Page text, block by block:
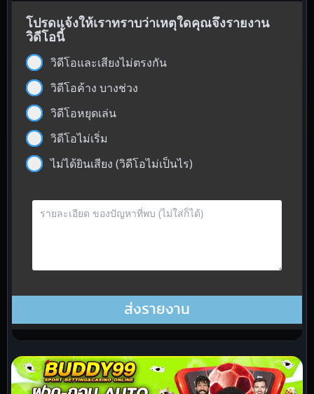
โปรดแจ้งให้เราทราบว่าเหตุใดคุณจึงรายงาน
วิดีโอนี้
วิดีโอและเสียงไม่ตรงกัน
วิดีโอค้าง บางช่วง
วิดีโอหยุดเล่น
วิดีโอไม่เริ่ม
ไม่ได้ยินเสียง (วิดีโอไม่เป็นไร)